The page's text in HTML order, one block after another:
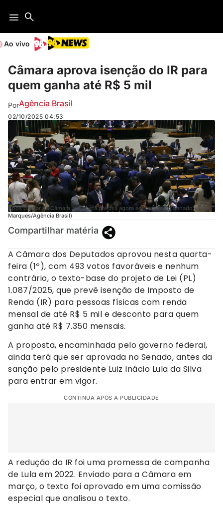
Ao vivo
Câmara aprova isenção do IR para
quem ganha até R$ 5 mil
PorAgência Brasil
02/10/2025 04:53
Após passar na Câmara, proposta precisa agora ser votada no Senado - (Lula
Marques/Agência Brasil)
Compartilhar matéria
A Câmara dos Deputados aprovou nesta quarta-
feira (1º), com 493 votos favoráveis e nenhum
contrário, o texto-base do projeto de Lei (PL)
1.087/2025, que prevê isenção de Imposto de
Renda (IR) para pessoas físicas com renda
mensal de até R$ 5 mil e desconto para quem
ganha até R$ 7.350 mensais.
A proposta, encaminhada pelo governo federal,
ainda terá que ser aprovada no Senado, antes da
sanção pelo presidente Luiz Inácio Lula da Silva
para entrar em vigor.
CONTINUA APÓS A PUBLICIDADE
A redução do IR foi uma promessa de campanha
de Lula em 2022. Enviado para a Câmara em
março, o texto foi aprovado em uma comissão
especial que analisou o texto.